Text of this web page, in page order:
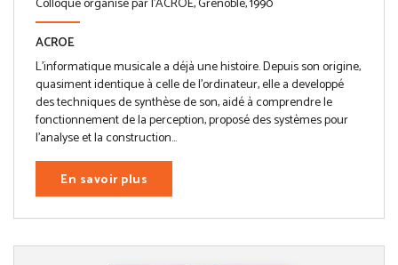
ACROE
L’informatique musicale a déjà une histoire. Depuis son origine,
quasiment identique à celle de l’ordinateur, elle a developpé
des techniques de synthèse de son, aidé à comprendre le
fonctionnement de la perception, proposé des systèmes pour
l’analyse et la construction...
En savoir plus